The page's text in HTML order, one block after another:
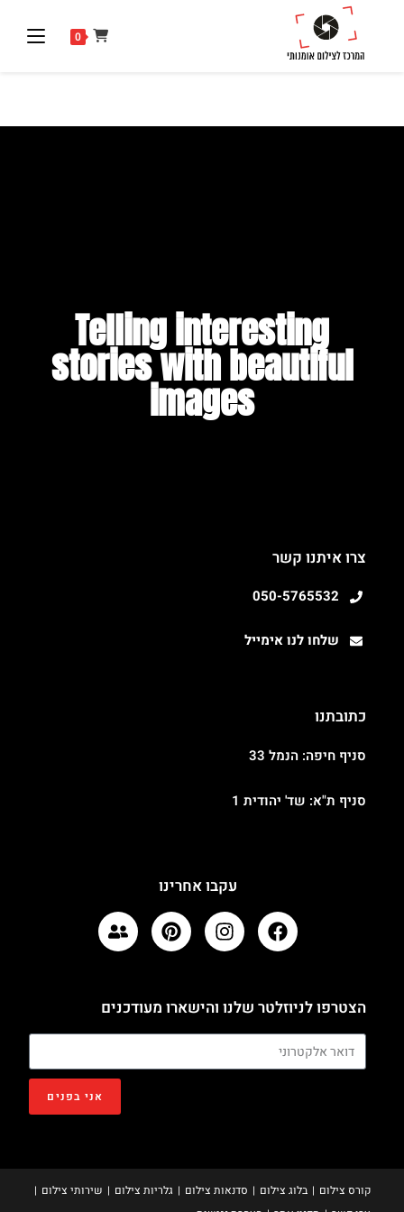
0
Telling interesting
stories with beautiful
images​
הצטרפו לניוזלטר שלנו והישארו מעודכנים
אני בפנים
עקבו אחרינו
כתובתנו
סניף חיפה: הנמל 33
סניף ת"א: שד' יהודית 1
צרו איתנו קשר
050-5765532
שלחו לנו אימייל
קורס צילום בלוג צילום סדנאות צילום גלריות צילום
שירותי צילום